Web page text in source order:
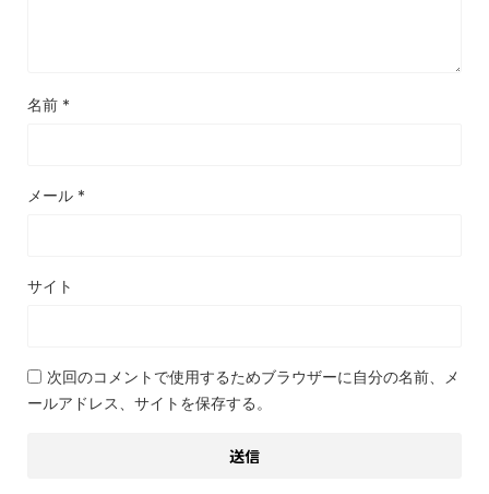
名前 *
メール *
サイト
次回のコメントで使用するためブラウザーに自分の名前、メ
ールアドレス、サイトを保存する。